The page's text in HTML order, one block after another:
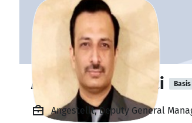
Asif Saleem Ghazi Basis
Angestellt, Deputy General